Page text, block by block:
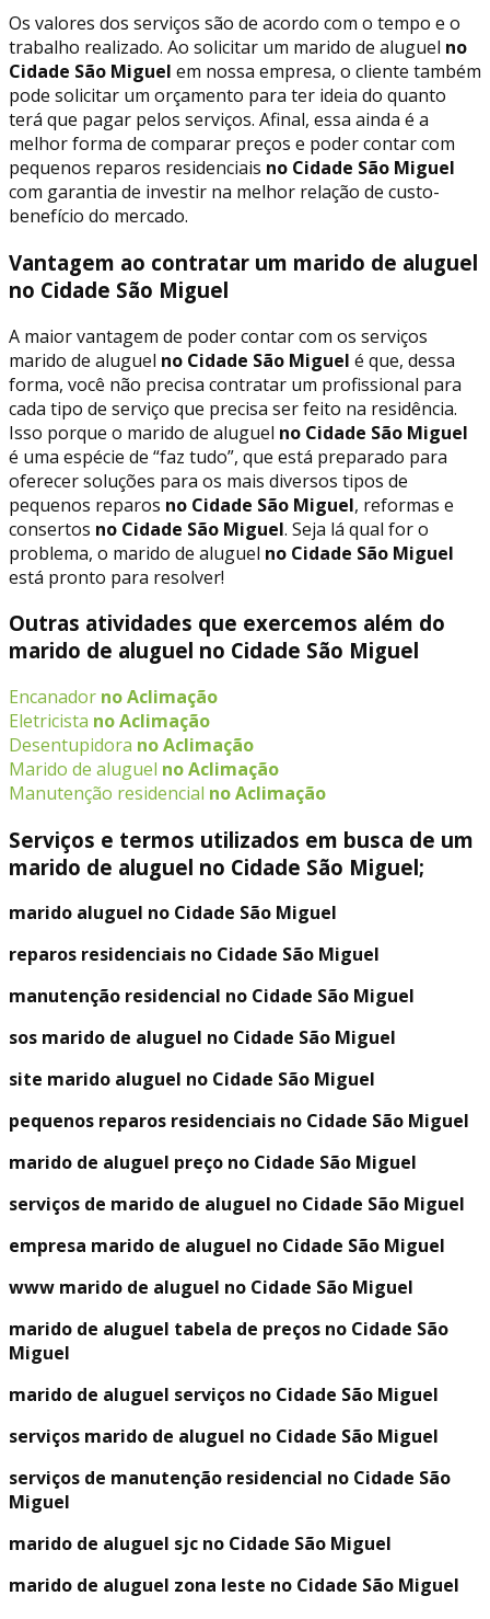
Os valores dos serviços são de acordo com o tempo e o
trabalho realizado. Ao solicitar um marido de aluguel no
Cidade São Miguel em nossa empresa, o cliente também
pode solicitar um orçamento para ter ideia do quanto
terá que pagar pelos serviços. Afinal, essa ainda é a
melhor forma de comparar preços e poder contar com
pequenos reparos residenciais no Cidade São Miguel
com garantia de investir na melhor relação de custo-
benefício do mercado.
Vantagem ao contratar um marido de aluguel
no Cidade São Miguel
A maior vantagem de poder contar com os serviços
marido de aluguel no Cidade São Miguel é que, dessa
forma, você não precisa contratar um profissional para
cada tipo de serviço que precisa ser feito na residência.
Isso porque o marido de aluguel no Cidade São Miguel
é uma espécie de “faz tudo”, que está preparado para
oferecer soluções para os mais diversos tipos de
pequenos reparos no Cidade São Miguel, reformas e
consertos no Cidade São Miguel. Seja lá qual for o
problema, o marido de aluguel no Cidade São Miguel
está pronto para resolver!
Outras atividades que exercemos além do
marido de aluguel no Cidade São Miguel
Encanador no Aclimação
Eletricista no Aclimação
Desentupidora no Aclimação
Marido de aluguel no Aclimação
Manutenção residencial no Aclimação
Serviços e termos utilizados em busca de um
marido de aluguel no Cidade São Miguel;
marido aluguel no Cidade São Miguel
reparos residenciais no Cidade São Miguel
manutenção residencial no Cidade São Miguel
sos marido de aluguel no Cidade São Miguel
site marido aluguel no Cidade São Miguel
pequenos reparos residenciais no Cidade São Miguel
marido de aluguel preço no Cidade São Miguel
serviços de marido de aluguel no Cidade São Miguel
empresa marido de aluguel no Cidade São Miguel
www marido de aluguel no Cidade São Miguel
marido de aluguel tabela de preços no Cidade São
Miguel
marido de aluguel serviços no Cidade São Miguel
serviços marido de aluguel no Cidade São Miguel
serviços de manutenção residencial no Cidade São
Miguel
marido de aluguel sjc no Cidade São Miguel
marido de aluguel zona leste no Cidade São Miguel